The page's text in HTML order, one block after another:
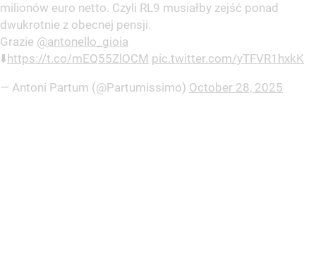
milionów euro netto. Czyli RL9 musiałby zejść ponad
dwukrotnie z obecnej pensji.
Grazie @antonello_gioia
⬇️ https://t.co/mEQ55ZlOCM pic.twitter.com/yTFVR1hxkK
— Antoni Partum (@Partumissimo) October 28, 2025